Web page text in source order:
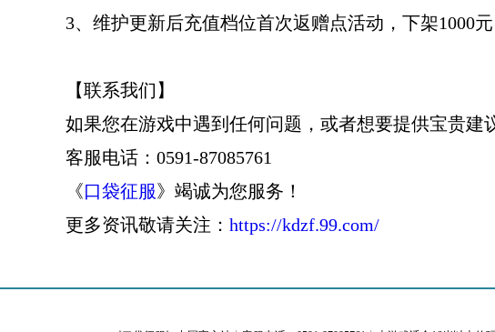
3、维护更新后充值档位首次返赠点活动，下架1000元
【联系我们】
如果您在游戏中遇到任何问题，或者想要提供宝贵建
客服电话：0591-87085761
《口袋征服》竭诚为您服务！
更多资讯敬请关注： https://kdzf.99.com/